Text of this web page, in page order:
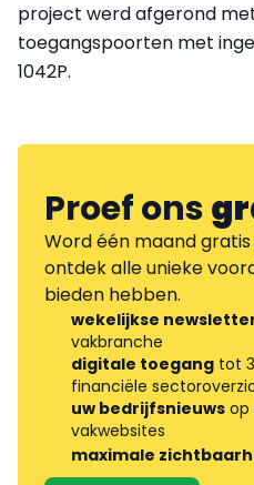
project werd afgerond
toegangspoorten met
1042P.
Proef ons
Word één maand gratis
ontdek alle unieke
bieden hebben.
wekelijkse
vakbranche
digitale toegang tot
financiële
uw bedrijfsnieuws op
vakwebsites
maximale